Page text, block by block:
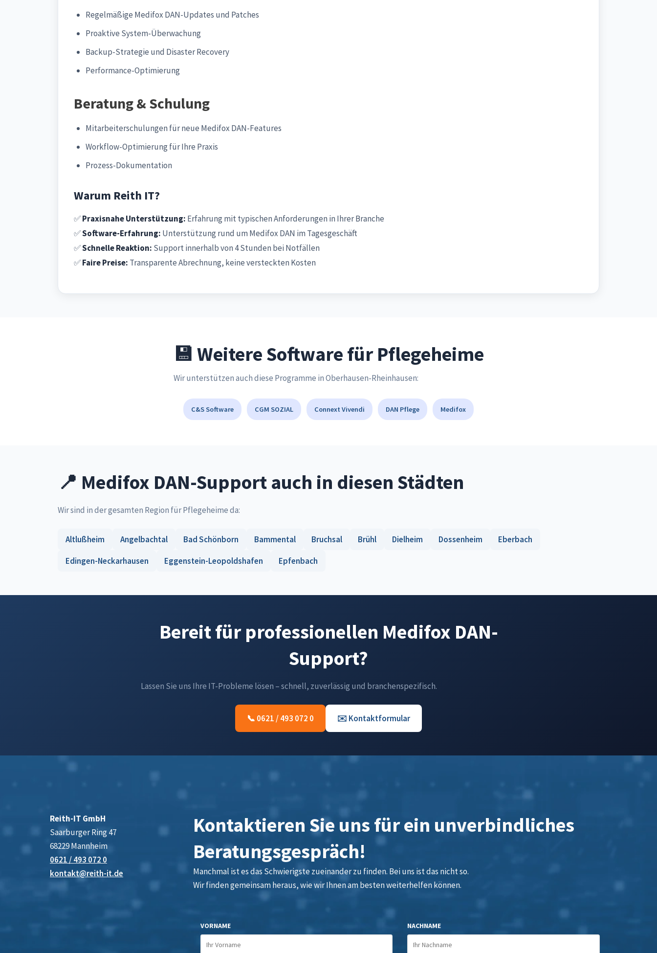
Regelmäßige Medifox DAN-Updates und Patches
Proaktive System-Überwachung
Backup-Strategie und Disaster Recovery
Performance-Optimierung
Beratung & Schulung
Mitarbeiterschulungen für neue Medifox DAN-Features
Workflow-Optimierung für Ihre Praxis
Prozess-Dokumentation
Warum Reith IT?
✅Praxisnahe Unterstützung: Erfahrung mit typischen Anforderungen in Ihrer Branche
✅Software-Erfahrung: Unterstützung rund um Medifox DAN im Tagesgeschäft
✅Schnelle Reaktion: Support innerhalb von 4 Stunden bei Notfällen
✅Faire Preise: Transparente Abrechnung, keine versteckten Kosten
💾 Weitere Software für Pflegeheime
Wir unterstützen auch diese Programme in Oberhausen-Rheinhausen:
C&S Software CGM SOZIAL Connext Vivendi DAN Pflege Medifox
📍 Medifox DAN-Support auch in diesen Städten
Wir sind in der gesamten Region für Pflegeheime da:
Altlußheim Angelbachtal Bad Schönborn Bammental Bruchsal Brühl Dielheim Dossenheim
Eberbach
Edingen-Neckarhausen
Eggenstein-Leopoldshafen Epfenbach
Bereit für professionellen Medifox DAN-
Support?
Lassen Sie uns Ihre IT-Probleme lösen – schnell, zuverlässig und branchenspezifisch.
📞 0621 / 493 072 0 ✉️ Kontaktformular
Reith-IT GmbH
Saarburger Ring 47
68229 Mannheim
0621 / 493 072 0
kontakt@reith-it.de
Kontaktieren Sie uns für ein unverbindliches
Beratungsgespräch!
Manchmal ist es das Schwierigste zueinander zu finden. Bei uns ist das nicht so.
Wir finden gemeinsam heraus, wie wir Ihnen am besten weiterhelfen können.
VORNAME NACHNAME